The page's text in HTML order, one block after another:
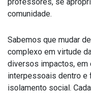
comunidade.
Sabemos que mudar
complexo em virtude
diversos impactos,
interpessoais dentro e
isolamento social.